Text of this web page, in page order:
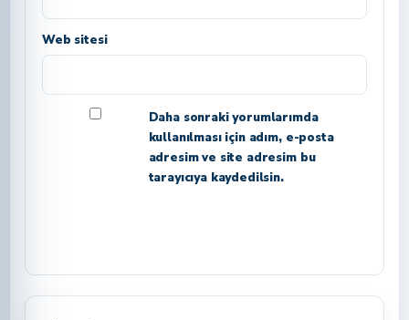
Web sitesi
Daha sonraki yorumlarımda
kullanılması için adım, e-posta
adresim ve site adresim bu
tarayıcıya kaydedilsin.